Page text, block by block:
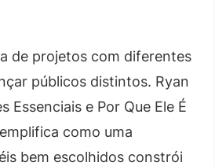
de projetos com diferentes
públicos distintos. Ryan
Essenciais e Por Que Ele É
como uma
bem escolhidos constrói